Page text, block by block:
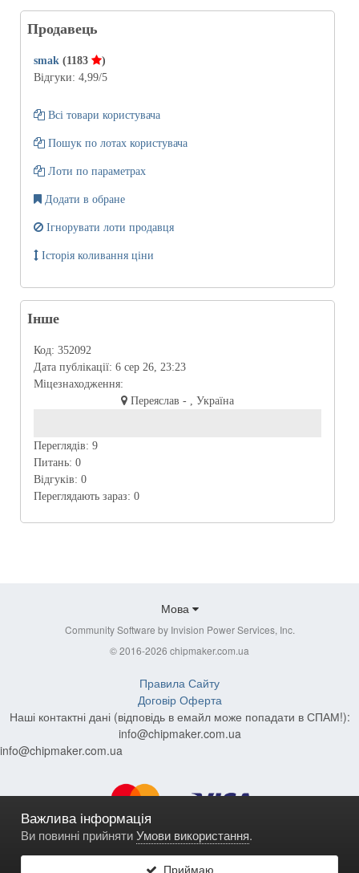
Продавець
smak (1183
)
Відгуки: 4,99/5
Всі товари користувача
Пошук по лотах користувача
Лоти по параметрах
Додати в обране
Ігнорувати лоти продавця
Історія коливання ціни
Інше
Код: 352092
Дата публікації: 6 сер 26, 23:23
Міцезнаходження:
Переяслав - , Україна
Переглядів: 9
Питань: 0
Відгуків: 0
Переглядають зараз: 0
Мова
Community Software by Invision Power Services, Inc.
© 2016-2026 chipmaker.com.ua
Важлива інформація
Ви повинні прийнятиУмови використання.
Приймаю
Правила Сайту
Договір Оферта
Наші контактні дані (відповідь в емайл може попадати в СПАМ!):
info@chipmaker.com.ua
info@chipmaker.com.ua